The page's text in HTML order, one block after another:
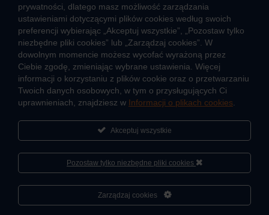
TARYFY I CENNIKI
Cennik usług zewnętrznych i opłat dodatkowych
Taryfy dla ciepła
JAK POWSTAJE CIEPŁO
Mapa sieci ciepłowniczej
O firmie
Sportowa akademia Veolia
Fundacja Veolia Polska
Polityka prywatności
prywatności, dlatego masz możliwość zarządzania
ustawieniami dotyczącymi plików cookies według swoich
preferencji wybierając „Akceptuj wszystkie”, „Pozostaw tylko
niezbędne pliki cookies” lub „Zarządzaj cookies”. W
dowolnym momencie możesz wycofać wyrażoną przez
Ciebie zgodę, zmieniając wybrane ustawienia. Więcej
informacji o korzystaniu z plików cookie oraz o przetwarzaniu
Twoich danych osobowych, w tym o przysługujących Ci
uprawnieniach, znajdziesz w Informacji o plikach cookies
Akceptuj wszystkie
Pozostaw tylko niezbędne pliki cookies
Zarządzaj cookiesCześć, porozmawiaj ze mną